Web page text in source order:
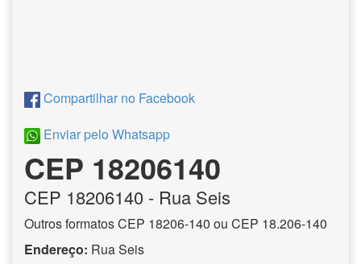
Compartilhar no Facebook
Enviar pelo Whatsapp
CEP 18206140
CEP 18206140 - Rua Seis
Outros formatos CEP 18206-140 ou CEP 18.206-140
Endereço: Rua Seis